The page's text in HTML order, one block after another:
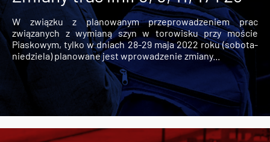
W związku z planowanym przeprowadzeniem prac
związanych z wymianą szyn w torowisku przy moście
Piaskowym, tylko w dniach 28-29 maja 2022 roku (sobota-
niedziela) planowane jest wprowadzenie zmiany...